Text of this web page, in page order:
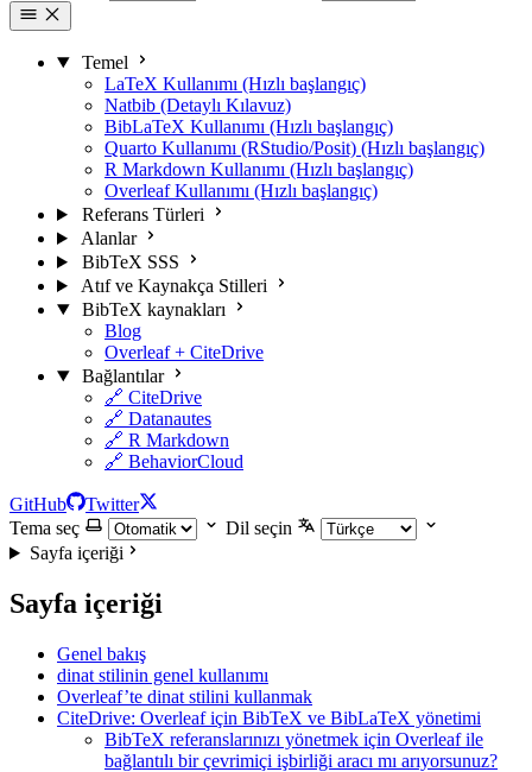
Temel
LaTeX Kullanımı (Hızlı başlangıç)
Natbib (Detaylı Kılavuz)
BibLaTeX Kullanımı (Hızlı başlangıç)
Quarto Kullanımı (RStudio/Posit) (Hızlı başlangıç)
R Markdown Kullanımı (Hızlı başlangıç)
Overleaf Kullanımı (Hızlı başlangıç)
Referans Türleri
Alanlar
BibTeX SSS
Atıf ve Kaynakça Stilleri
BibTeX kaynakları
Blog
Overleaf + CiteDrive
Bağlantılar
🔗 CiteDrive
🔗 Datanautes
🔗 R Markdown
🔗 BehaviorCloud
GitHub
Twitter
Tema seç
Dil seçin
Sayfa içeriği
Sayfa içeriği
Genel bakış
dinat stilinin genel kullanımı
Overleaf’te dinat stilini kullanmak
CiteDrive: Overleaf için BibTeX ve BibLaTeX yönetimi
BibTeX referanslarınızı yönetmek için Overleaf ile
bağlantılı bir çevrimiçi işbirliği aracı mı arıyorsunuz?